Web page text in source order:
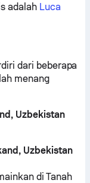
adalah Luca
dari beberapa
menang
Uzbekistan
Uzbekistan
di Tanah